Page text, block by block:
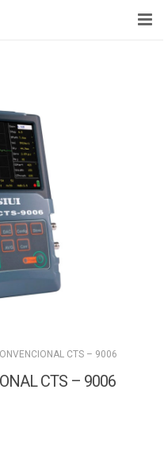
CTS – 9006
CTS – 9006